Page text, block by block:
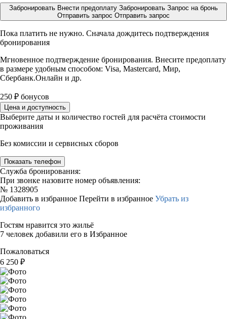
Забронировать Внести предоплату Забронировать Запрос на бронь
Отправить запрос Отправить запрос
Пока платить не нужно. Сначала дождитесь подтверждения
бронирования
Мгновенное подтверждение бронирования. Внесите предоплату
в размере удобным способом: Visa, Mastercard, Мир,
Сбербанк.Онлайн и др.
250 ₽ бонусов
Цена и доступность
Выберите даты и количество гостей для расчёта стоимости
проживания
Без комиссии и сервисных сборов
Показать телефон
Служба бронирования:
При звонке назовите номер объявления:
№ 1328905
Добавить в избранное Перейти в избранное Убрать из
избранного
Гостям нравится это жильё
7 человек добавили его в Избранное
Пожаловаться
6 250 ₽